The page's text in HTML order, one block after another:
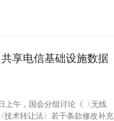
享电信基础设施数据
上午，国会分组讨论《〈无线
技术转让法〉若干条款修改补充